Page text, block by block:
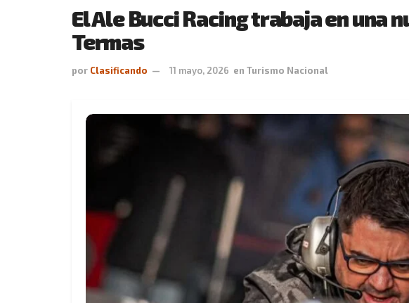
El Ale Bucci Racing trabaja en una
Termas
por Clasificando 11 mayo, 2026 en Turismo Nacional